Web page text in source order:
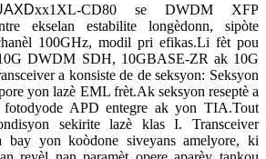
xx1XL-CD80 se DWDM XFP
ekselan estabilite longèdonn, sipòte
100GHz, modil pri efikas.Li fèt pou
DWDM SDH, 10GBASE-ZR ak 10G
a konsiste de de seksyon: Seksyon
yon lazè EML frèt.Ak seksyon reseptè a
fotodyode APD entegre ak yon TIA.Tout
sekirite lazè klas I. Transceiver
yon koòdone siveyans amelyore, ki